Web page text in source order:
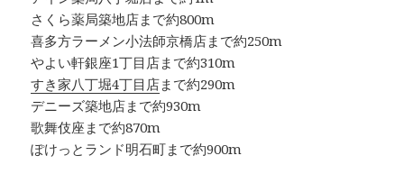
さくら薬局築地店まで約800m
喜多方ラーメン小法師京橋店まで約250m
やよい軒銀座1丁目店まで約310m
すき家八丁堀4丁目店まで約290m
デニーズ築地店まで約930m
歌舞伎座まで約870m
ぽけっとランド明石町まで約900m